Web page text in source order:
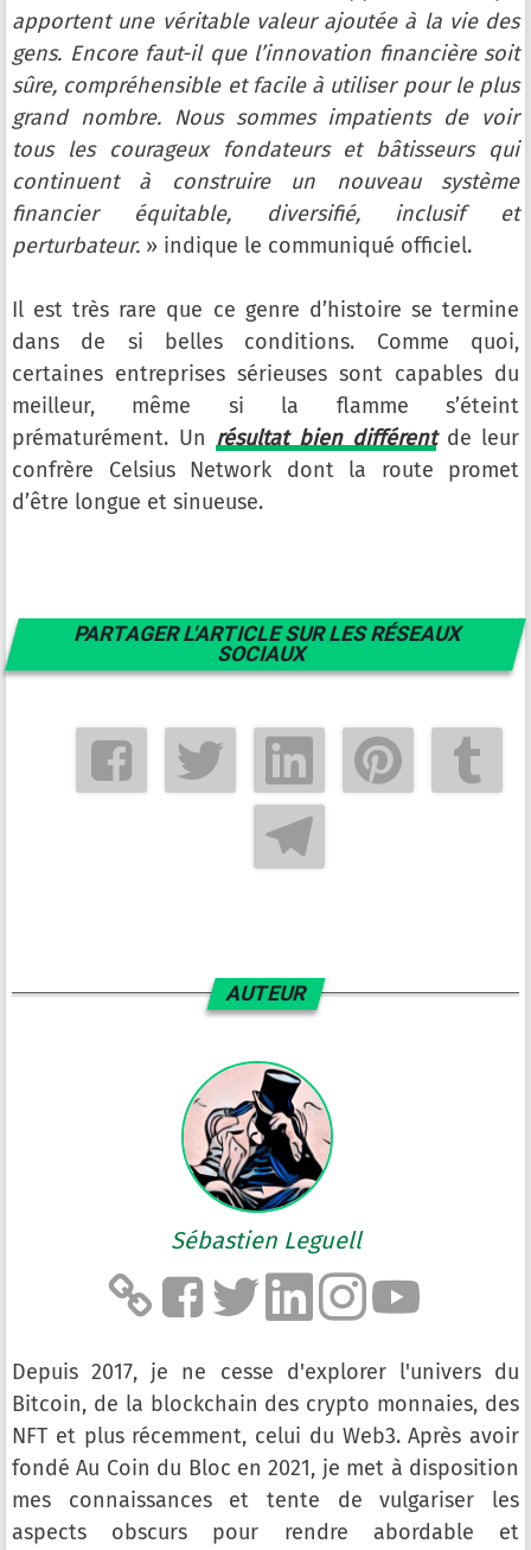
apportent une véritable valeur ajoutée à la vie des
gens. Encore faut-il que l’innovation financière soit
sûre, compréhensible et facile à utiliser pour le plus
grand nombre. Nous sommes impatients de voir
tous les courageux fondateurs et bâtisseurs qui
continuent à construire un nouveau système
financier équitable, diversifié, inclusif et
perturbateur. » indique le communiqué officiel.
Il est très rare que ce genre d’histoire se termine
dans de si belles conditions. Comme quoi,
certaines entreprises sérieuses sont capables du
meilleur, même si la flamme s’éteint
prématurément. Un résultat bien différentde leur
confrère Celsius Network dont la route promet
d’être longue et sinueuse.
PARTAGER L'ARTICLE SUR LES RÉSEAUX
SOCIAUX
AUTEUR
Sébastien Leguell
Depuis 2017, je ne cesse d'explorer l'univers du
Bitcoin, de la blockchain des crypto monnaies, des
NFT et plus récemment, celui du Web3. Après avoir
fondé Au Coin du Bloc en 2021, je met à disposition
mes connaissances et tente de vulgariser les
aspects obscurs pour rendre abordable et